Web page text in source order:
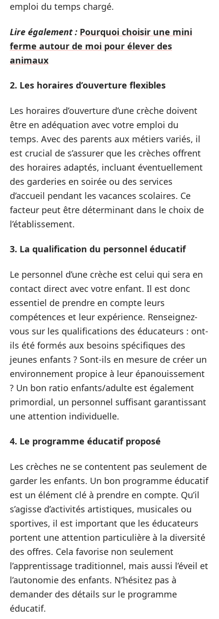
emploi du temps chargé.
Lire également : Pourquoi choisir une mini
ferme autour de moi pour élever des
animaux
2. Les horaires d’ouverture flexibles
Les horaires d’ouverture d’une crèche doivent
être en adéquation avec votre emploi du
temps. Avec des parents aux métiers variés, il
est crucial de s’assurer que les crèches offrent
des horaires adaptés, incluant éventuellement
des garderies en soirée ou des services
d’accueil pendant les vacances scolaires. Ce
facteur peut être déterminant dans le choix de
l’établissement.
3. La qualification du personnel éducatif
Le personnel d’une crèche est celui qui sera en
contact direct avec votre enfant. Il est donc
essentiel de prendre en compte leurs
compétences et leur expérience. Renseignez-
vous sur les qualifications des éducateurs : ont-
ils été formés aux besoins spécifiques des
jeunes enfants ? Sont-ils en mesure de créer un
environnement propice à leur épanouissement
? Un bon ratio enfants/adulte est également
primordial, un personnel suffisant garantissant
une attention individuelle.
4. Le programme éducatif proposé
Les crèches ne se contentent pas seulement de
garder les enfants. Un bon programme éducatif
est un élément clé à prendre en compte. Qu’il
s’agisse d’activités artistiques, musicales ou
sportives, il est important que les éducateurs
portent une attention particulière à la diversité
des offres. Cela favorise non seulement
l’apprentissage traditionnel, mais aussi l’éveil et
l’autonomie des enfants. N’hésitez pas à
demander des détails sur le programme
éducatif.